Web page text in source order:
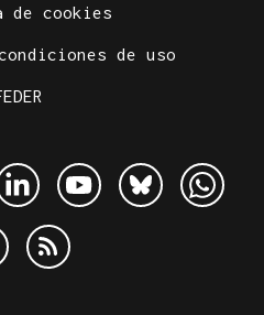
cookies
de uso